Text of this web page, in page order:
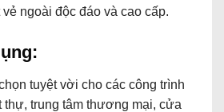
ngoài độc đáo và cao cấp.
tuyệt vời cho các công trình
thự, trung tâm thương mại, cửa